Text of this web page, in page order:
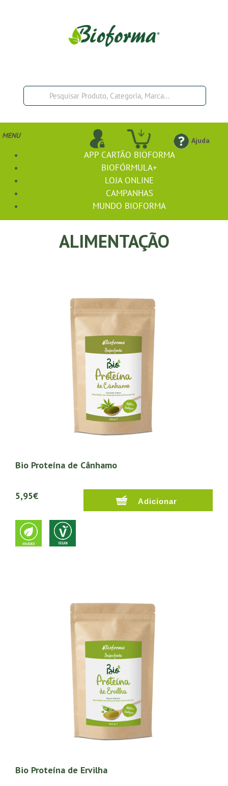
Ajuda
MENU
APP CARTÃO BIOFORMA
BIOFÓRMULA+
LOJA ONLINE
CAMPANHAS
MUNDO BIOFORMA
ALIMENTAÇÃO
Bio Proteína de Cânhamo
5,95€
Bio Proteína de Ervilha